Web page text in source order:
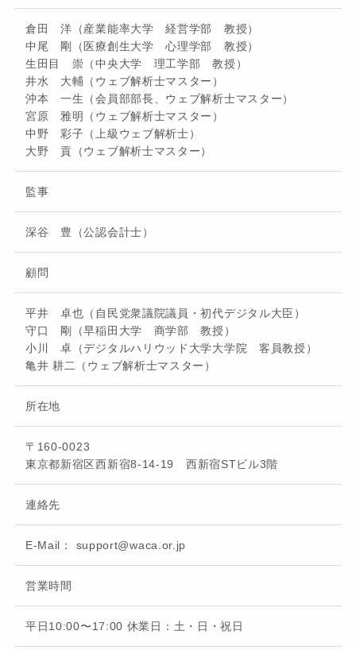
倉田 洋（産業能率大学 経営学部 教授）
中尾 剛（医療創生大学 心理学部 教授）
生田目 崇（中央大学 理工学部 教授）
井水 大輔（ウェブ解析士マスター）
沖本 一生（会員部部長、ウェブ解析士マスター）
宮原 雅明（ウェブ解析士マスター）
中野 彩子（上級ウェブ解析士）
大野 貢（ウェブ解析士マスター）
監事
深谷 豊（公認会計士）
顧問
平井 卓也（自民党衆議院議員・初代デジタル大臣）
守口 剛（早稲田大学 商学部 教授）
小川 卓（デジタルハリウッド大学大学院 客員教授）
亀井 耕二（ウェブ解析士マスター）
所在地
〒160-0023
東京都新宿区西新宿8-14-19 西新宿STビル3階
連絡先
E-Mail： support@waca.or.jp
営業時間
平日10:00〜17:00 休業日：土・日・祝日